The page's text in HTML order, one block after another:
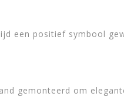
Plated Metal
een positief symbool
gemonteerd om